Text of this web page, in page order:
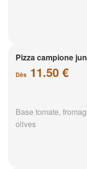
Pizza campione
Dès 11.50 €
Base tomate,
olives